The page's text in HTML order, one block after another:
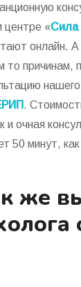
центре «Сила
онлайн. А
то причинам,
.
и очная
50 минут,
же